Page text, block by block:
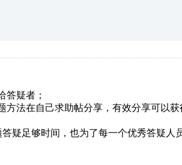
答疑者；
法在自己求助帖分享，有效分享可以获
疑足够时间，也为了每一个优秀答疑人